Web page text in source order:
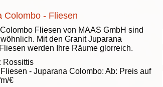
Colombo - Fliesen
Fliesen von MAAS GmbH sind
Mit den Granit Juparana
werden Ihre Räume glorreich.
Rossittis
- Juparana Colombo: Ab: Preis auf
€